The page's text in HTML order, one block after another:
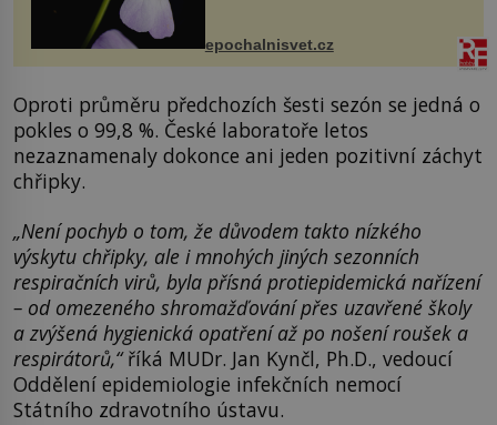
vstupenka...
epochalnisvet.cz
Oproti průměru předchozích šesti sezón se jedná o
pokles o 99,8 %. České laboratoře letos
nezaznamenaly dokonce ani jeden pozitivní záchyt
chřipky.
„Není pochyb o tom, že důvodem takto nízkého
výskytu chřipky, ale i mnohých jiných sezonních
respiračních virů, byla přísná protiepidemická nařízení
– od omezeného shromažďování přes uzavřené školy
a zvýšená hygienická opatření až po nošení roušek a
respirátorů,“říká MUDr. Jan Kynčl, Ph.D., vedoucí
Oddělení epidemiologie infekčních nemocí
Státního zdravotního ústavu.